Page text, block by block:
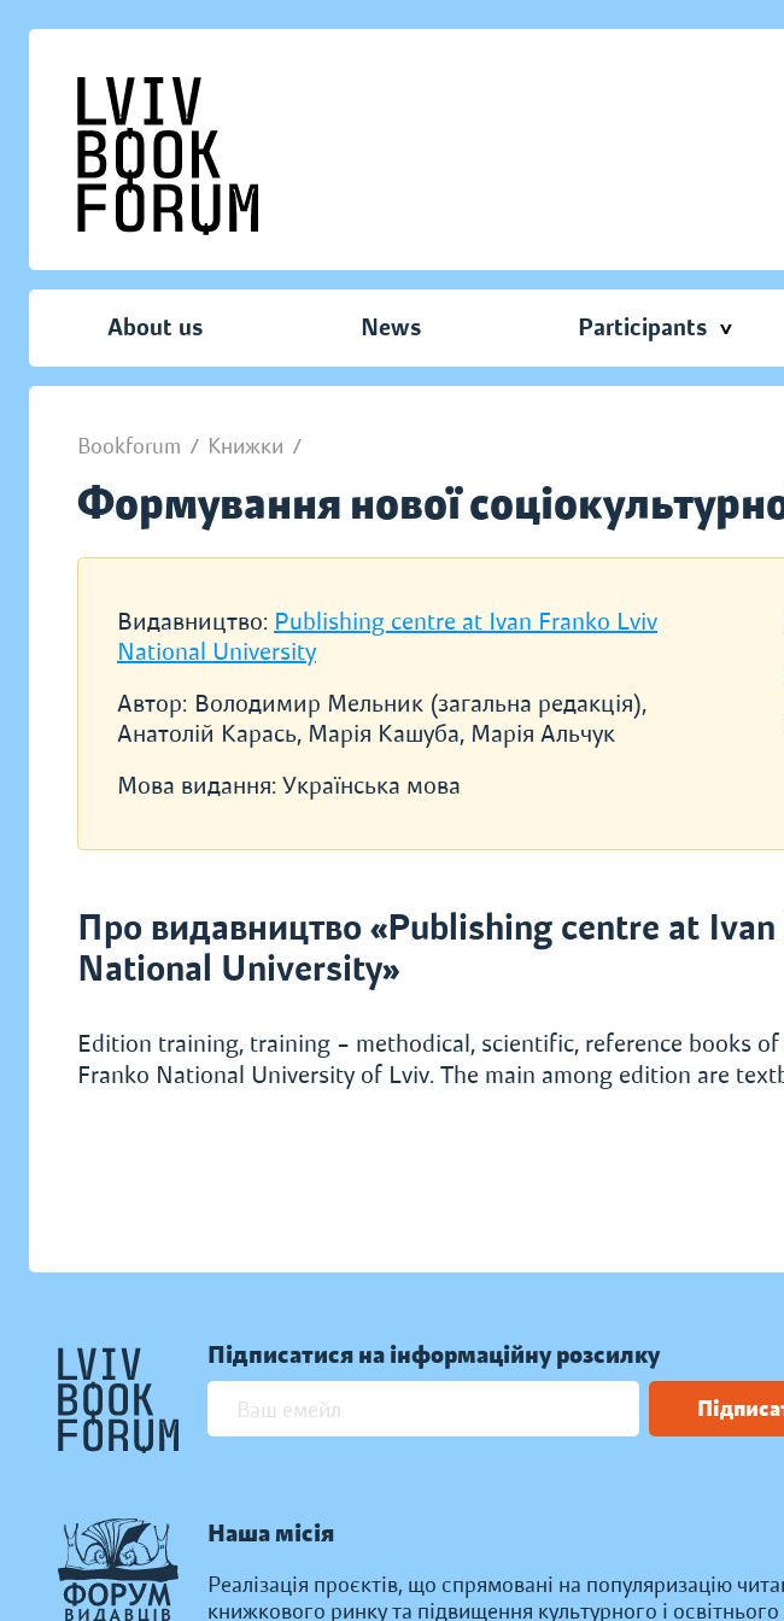
About us News Participants
Bookforum / Книжки /
Формування нової
Видавництво: Publishing centre at Ivan Franko Lviv
National University
Автор: Володимир Мельник (загальна редакція),
Анатолій Карась, Марія Кашуба, Марія Альчук
Мова видання: Українська мова
Про видавництво «Publishing centre at
National University»
Edition training, training – methodical, scientific, reference books
Franko National University of Lviv. The main among edition are
Підписатися на інформаційну розсилку
Наша місія
Реалізація проєктів, що спрямовані на популяризацію
книжкового ринку та підвищення культурного і освітнього